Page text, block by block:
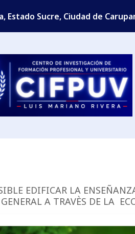
Estado Sucre, Ciudad de
EDIFICAR LA
A TRAVÈS DE LA